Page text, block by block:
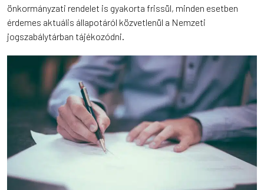
önkormányzati rendelet is gyakorta frissül, minden esetben
érdemes aktuális állapotáról közvetlenül a Nemzeti
jogszabálytárban tájékozódni.